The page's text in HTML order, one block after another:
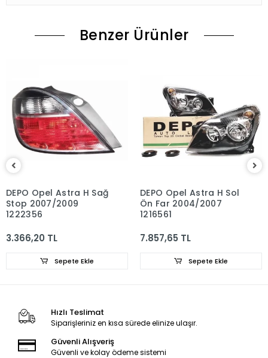
Benzer Ürünler
DEPO Opel Astra H Sağ
Stop 2007/2009
1222356
3.366,20 TL
Sepete Ekle
DEPO Opel Astra H Sol
Ön Far 2004/2007
1216561
7.857,65 TL
Sepete Ekle
Hızlı Teslimat
Siparişleriniz en kısa sürede elinize ulaşır.
Güvenli Alışveriş
Güvenli ve kolay ödeme sistemi